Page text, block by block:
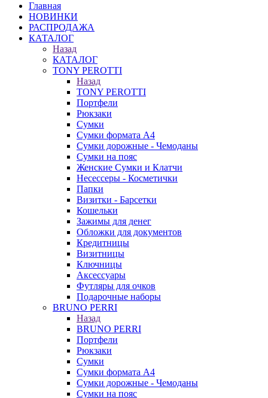
Главная
НОВИНКИ
РАСПРОДАЖА
КАТАЛОГ
Назад
КАТАЛОГ
TONY PEROTTI
Назад
TONY PEROTTI
Портфели
Рюкзаки
Сумки
Сумки формата А4
Сумки дорожные - Чемоданы
Сумки на пояс
Женские Сумки и Клатчи
Несессеры - Косметички
Папки
Визитки - Барсетки
Кошельки
Зажимы для денег
Обложки для документов
Кредитницы
Визитницы
Ключницы
Аксессуары
Футляры для очков
Подарочные наборы
BRUNO PERRI
Назад
BRUNO PERRI
Портфели
Рюкзаки
Сумки
Сумки формата А4
Сумки дорожные - Чемоданы
Сумки на пояс